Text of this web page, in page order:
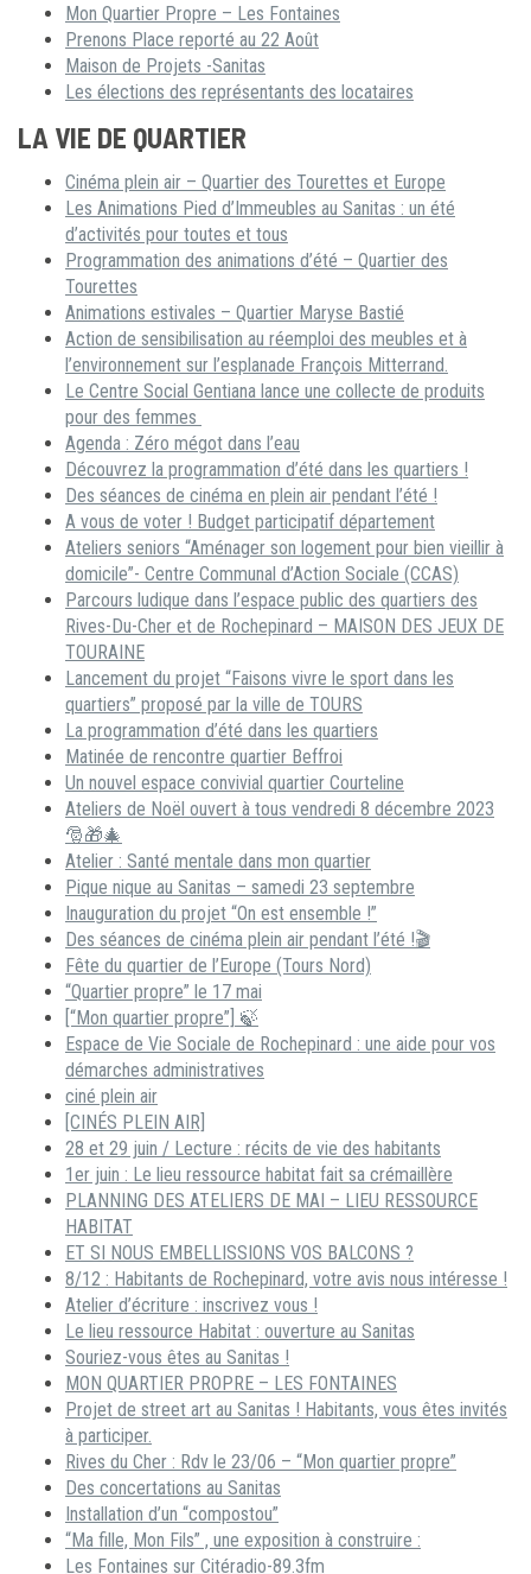
Mon Quartier Propre – Les Fontaines
Prenons Place reporté au 22 Août
Maison de Projets -Sanitas
Les élections des représentants des locataires
LA VIE DE QUARTIER
Cinéma plein air – Quartier des Tourettes et Europe
Les Animations Pied d’Immeubles au Sanitas : un été
d’activités pour toutes et tous
Programmation des animations d’été – Quartier des
Tourettes
Animations estivales – Quartier Maryse Bastié
Action de sensibilisation au réemploi des meubles et à
l’environnement sur l’esplanade François Mitterrand.
Le Centre Social Gentiana lance une collecte de produits
pour des femmes
Agenda : Zéro mégot dans l’eau
Découvrez la programmation d’été dans les quartiers !
Des séances de cinéma en plein air pendant l’été !
A vous de voter ! Budget participatif département
Ateliers seniors “Aménager son logement pour bien vieillir à
domicile”- Centre Communal d’Action Sociale (CCAS)
Parcours ludique dans l’espace public des quartiers des
Rives-Du-Cher et de Rochepinard – MAISON DES JEUX DE
TOURAINE
Lancement du projet “Faisons vivre le sport dans les
quartiers” proposé par la ville de TOURS
La programmation d’été dans les quartiers
Matinée de rencontre quartier Beffroi
Un nouvel espace convivial quartier Courteline
Ateliers de Noël ouvert à tous vendredi 8 décembre 2023
🎅🎁🎄
Atelier : Santé mentale dans mon quartier
Pique nique au Sanitas – samedi 23 septembre
Inauguration du projet “On est ensemble !”
Des séances de cinéma plein air pendant l’été !🎬
Fête du quartier de l’Europe (Tours Nord)
“Quartier propre” le 17 mai
[“Mon quartier propre”] 🍃
Espace de Vie Sociale de Rochepinard : une aide pour vos
démarches administratives
ciné plein air
[CINÉS PLEIN AIR]
28 et 29 juin / Lecture : récits de vie des habitants
1er juin : Le lieu ressource habitat fait sa crémaillère
PLANNING DES ATELIERS DE MAI – LIEU RESSOURCE
HABITAT
ET SI NOUS EMBELLISSIONS VOS BALCONS ?
8/12 : Habitants de Rochepinard, votre avis nous intéresse !
Atelier d’écriture : inscrivez vous !
Le lieu ressource Habitat : ouverture au Sanitas
Souriez-vous êtes au Sanitas !
MON QUARTIER PROPRE – LES FONTAINES
Projet de street art au Sanitas ! Habitants, vous êtes invités
à participer.
Rives du Cher : Rdv le 23/06 – “Mon quartier propre”
Des concertations au Sanitas
Installation d’un “compostou”
“Ma fille, Mon Fils” , une exposition à construire :
Les Fontaines sur Citéradio-89.3fm